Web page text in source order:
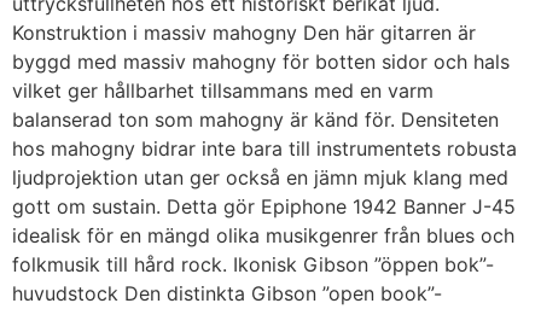
Konstruktion i massiv mahogny Den här gitarren är
byggd med massiv mahogny för botten sidor och hals
vilket ger hållbarhet tillsammans med en varm
balanserad ton som mahogny är känd för. Densiteten
hos mahogny bidrar inte bara till instrumentets robusta
ljudprojektion utan ger också en jämn mjuk klang med
gott om sustain. Detta gör Epiphone 1942 Banner J-45
idealisk för en mängd olika musikgenrer från blues och
folkmusik till hård rock. Ikonisk Gibson ”öppen bok”-
huvudstock Den distinkta Gibson ”open book”-